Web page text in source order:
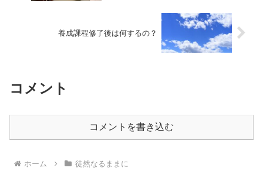
養成課程修了後は何するの？
コメント
コメントを書き込む
ホーム 徒然なるままに